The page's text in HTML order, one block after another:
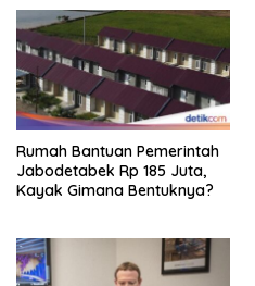
Rumah Bantuan Pemerintah
Jabodetabek Rp 185 Juta,
Kayak Gimana Bentuknya?